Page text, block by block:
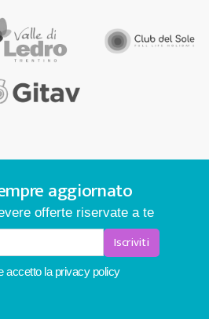
aggiornato
offerte riservate a te
Iscriviti
accetto laprivacy policy